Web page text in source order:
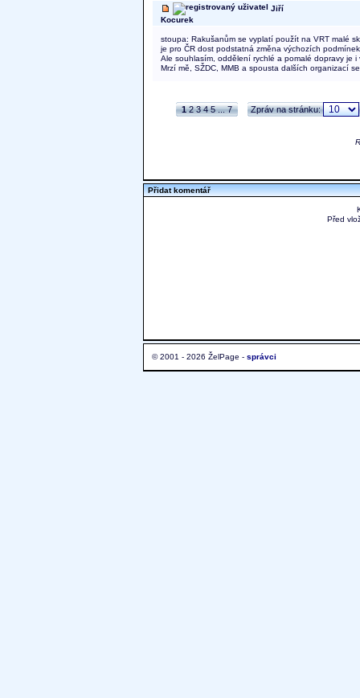
Jiří
Kocurek
stoupa: Rakušanům se vyplatí použít na VRT malé
je pro ČR dost podstatná změna výchozích
Ale souhlasím, oddělení rychlé a pomalé dopravy je
Mrzí mě, SŽDC, MMB a spousta dalších organizací
1 2 3 4 5...7 Zpráv na stránku:
Přidat komentář
Před
© 2001 - 2026 ŽelPage - správci